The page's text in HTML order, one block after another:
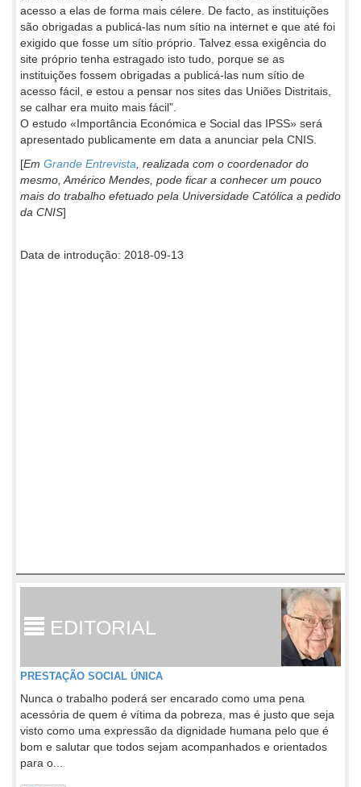
acesso a elas de forma mais célere. De facto, as instituições
são obrigadas a publicá-las num sítio na internet e que até foi
exigido que fosse um sítio próprio. Talvez essa exigência do
site próprio tenha estragado isto tudo, porque se as
instituições fossem obrigadas a publicá-las num sítio de
acesso fácil, e estou a pensar nos sites das Uniões Distritais,
se calhar era muito mais fácil”.
O estudo «Importância Económica e Social das IPSS» será
apresentado publicamente em data a anunciar pela CNIS.
[Em Grande Entrevista , realizada com o coordenador do
mesmo, Américo Mendes, pode ficar a conhecer um pouco
mais do trabalho efetuado pela Universidade Católica a pedido
da CNIS]
Data de introdução: 2018-09-13
EDITORIAL
PRESTAÇÃO SOCIAL ÚNICA
Nunca o trabalho poderá ser encarado como uma pena
acessória de quem é vítima da pobreza, mas é justo que seja
visto como uma expressão da dignidade humana pelo que é
bom e salutar que todos sejam acompanhados e orientados
para o...